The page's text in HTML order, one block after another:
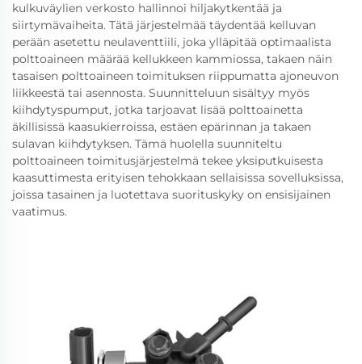
kulkuväylien verkosto hallinnoi hiljakytkentää ja
siirtymävaiheita. Tätä järjestelmää täydentää kelluvan
perään asetettu neulaventtiili, joka ylläpitää optimaalista
polttoaineen määrää kellukkeen kammiossa, takaen näin
tasaisen polttoaineen toimituksen riippumatta ajoneuvon
liikkeestä tai asennosta. Suunnitteluun sisältyy myös
kiihdytyspumput, jotka tarjoavat lisää polttoainetta
äkillisissä kaasukierroissa, estäen epärinnan ja takaen
sulavan kiihdytyksen. Tämä huolella suunniteltu
polttoaineen toimitusjärjestelmä tekee yksiputkuisesta
kaasuttimesta erityisen tehokkaan sellaisissa sovelluksissa,
joissa tasainen ja luotettava suorituskyky on ensisijainen
vaatimus.